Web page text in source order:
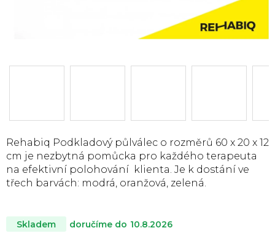
Skladem doručíme do 10.8.2026
Rehabiq Podkladový půlválec o rozměrů 60 x 20 x 12
cm je nezbytná pomůcka pro každého terapeuta
na efektivní polohování klienta. Je k dostání ve
třech barvách: modrá, oranžová, zelená.